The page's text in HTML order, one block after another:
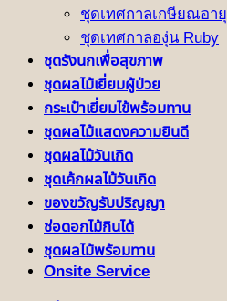
ชุดเทศกาลเกษียณอายุ
ชุดเทศกาลองุ่น Ruby
ชุดรังนกเพื่อสุขภาพ
ชุดผลไม้เยี่ยมผู้ป่วย
กระเป๋าเยี่ยมไข้พร้อมทาน
ชุดผลไม้แสดงความยินดี
ชุดผลไม้วันเกิด
ชุดเค้กผลไม้วันเกิด
ของขวัญรับปริญญา
ช่อดอกไม้กินได้
ชุดผลไม้พร้อมทาน
Onsite Service